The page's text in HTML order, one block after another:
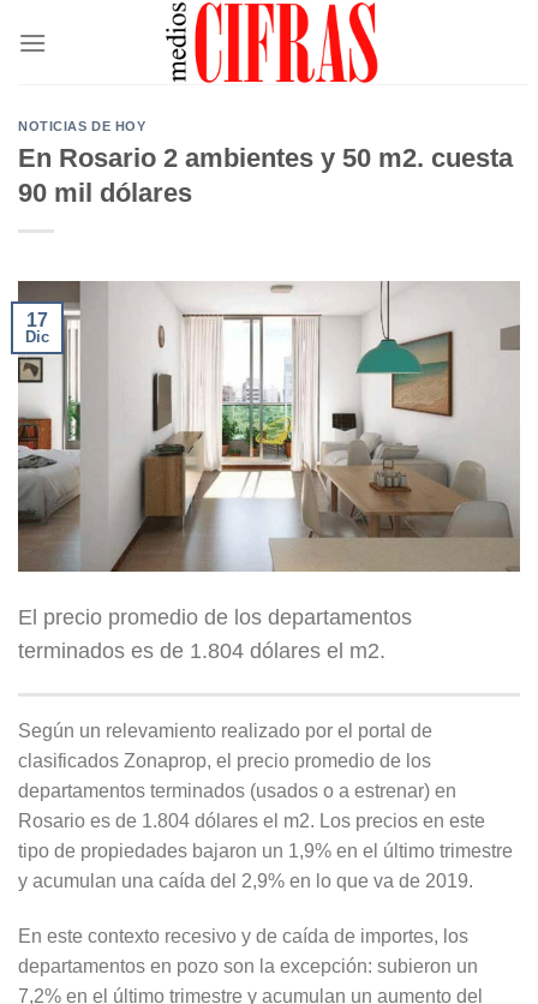
NOTICIAS DE HOY
En Rosario 2 ambientes y 50 m2. cuesta
90 mil dólares
17
Dic
El precio promedio de los departamentos
terminados es de 1.804 dólares el m2.
Según un relevamiento realizado por el portal de
clasificados Zonaprop, el precio promedio de los
departamentos terminados (usados o a estrenar) en
Rosario es de 1.804 dólares el m2. Los precios en este
tipo de propiedades bajaron un 1,9% en el último trimestre
y acumulan una caída del 2,9% en lo que va de 2019.
En este contexto recesivo y de caída de importes, los
departamentos en pozo son la excepción: subieron un
7,2% en el último trimestre y acumulan un aumento del